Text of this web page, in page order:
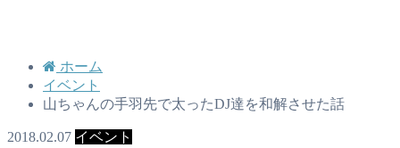
ホーム
イベント
山ちゃんの手羽先で太ったDJ達を和解させた話
2018.02.07 イベント